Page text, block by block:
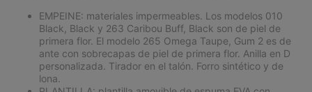
EMPEINE: materiales impermeables. Los modelos 010
Black, Black y 263 Caribou Buff, Black son de piel de
primera flor. El modelo 265 Omega Taupe, Gum 2 es de
ante con sobrecapas de piel de primera flor. Anilla en D
personalizada. Tirador en el talón. Forro sintético y de
lona.